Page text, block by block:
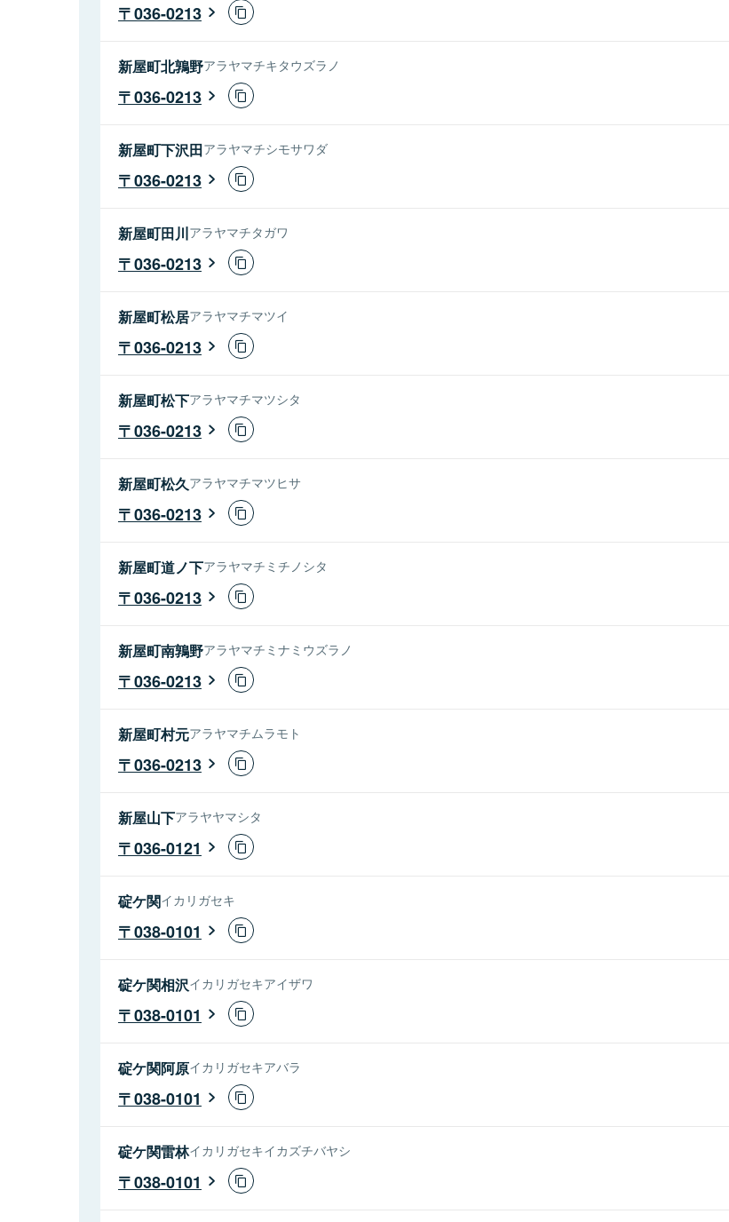
036-0213
新屋町北鶉野アラヤマチキタウズラノ
036-0213
新屋町下沢田アラヤマチシモサワダ
036-0213
新屋町田川アラヤマチタガワ
036-0213
新屋町松居アラヤマチマツイ
036-0213
新屋町松下アラヤマチマツシタ
036-0213
新屋町松久アラヤマチマツヒサ
036-0213
新屋町道ノ下アラヤマチミチノシタ
036-0213
新屋町南鶉野アラヤマチミナミウズラノ
036-0213
新屋町村元アラヤマチムラモト
036-0213
新屋山下アラヤヤマシタ
036-0121
碇ケ関イカリガセキ
038-0101
碇ケ関相沢イカリガセキアイザワ
038-0101
碇ケ関阿原イカリガセキアバラ
038-0101
碇ケ関雷林イカリガセキイカズチバヤシ
038-0101